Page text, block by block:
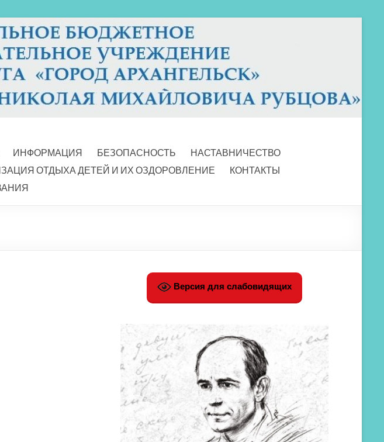
ИНФОРМАЦИЯ БЕЗОПАСНОСТЬ
НАСТАВНИЧЕСТВО
ОТДЫХА ДЕТЕЙ И ИХ ОЗДОРОВЛЕНИЕ
КОНТАКТЫ
Версия для слабовидящих